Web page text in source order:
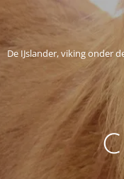
IJslanderstal
De IJslander, viking onder